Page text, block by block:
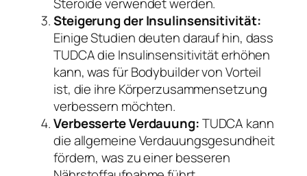
Steigerung der Insulinsensitivität:
Einige Studien deuten darauf hin, dass
TUDCA die Insulinsensitivität erhöhen
kann, was für Bodybuilder von Vorteil
ist, die ihre Körperzusammensetzung
verbessern möchten.
Verbesserte Verdauung:TUDCA kann
die allgemeine Verdauungsgesundheit
fördern, was zu einer besseren